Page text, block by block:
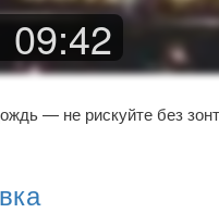
09:42
— не рискуйте без